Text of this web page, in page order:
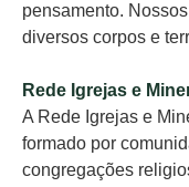
pensamento.
diversos corpos e
Rede Igrejas e
A Rede Igrejas e
formado por
congregações